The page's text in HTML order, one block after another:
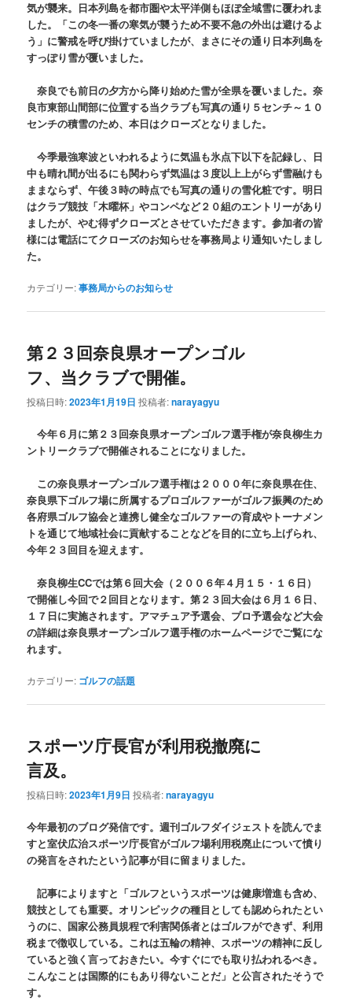
気が襲来。日本列島を都市圏や太平洋側もほぼ全域雪に覆われま
した。「この冬一番の寒気が襲うため不要不急の外出は避けるよ
う」に警戒を呼び掛けていましたが、まさにその通り日本列島を
すっぽり雪が覆いました。
奈良でも前日の夕方から降り始めた雪が全県を覆いました。奈
良市東部山間部に位置する当クラブも写真の通り５センチ～１０
センチの積雪のため、本日はクローズとなりました。
今季最強寒波といわれるように気温も氷点下以下を記録し、日
中も晴れ間が出るにも関わらず気温は３度以上上がらず雪融けも
ままならず、午後３時の時点でも写真の通りの雪化粧です。明日
はクラブ競技「木曜杯」やコンペなど２０組のエントリーがあり
ましたが、やむ得ずクローズとさせていただきます。参加者の皆
様には電話にてクローズのお知らせを事務局より通知いたしまし
た。
カテゴリー:事務局からのお知らせ
第２３回奈良県オープンゴル
フ、当クラブで開催。
投稿日時:2023年1月19日 投稿者:narayagyu
今年６月に第２３回奈良県オープンゴルフ選手権が奈良柳生カ
ントリークラブで開催されることになりました。
この奈良県オープンゴルフ選手権は２０００年に奈良県在住、
奈良県下ゴルフ場に所属するプロゴルファーがゴルフ振興のため
各府県ゴルフ協会と連携し健全なゴルファーの育成やトーナメン
トを通じて地域社会に貢献することなどを目的に立ち上げられ、
今年２３回目を迎えます。
奈良柳生CCでは第６回大会（２００６年４月１５・１６日）
で開催し今回で２回目となります。第２３回大会は６月１６日、
１７日に実施されます。アマチュア予選会、プロ予選会など大会
の詳細は奈良県オープンゴルフ選手権のホームページでご覧にな
れます。
カテゴリー: ゴルフの話題
スポーツ庁長官が利用税撤廃に
言及。
投稿日時:2023年1月9日 投稿者:narayagyu
今年最初のブログ発信です。週刊ゴルフダイジェストを読んでま
すと室伏広治スポーツ庁長官がゴルフ場利用税廃止について憤り
の発言をされたという記事が目に留まりました。
記事によりますと「ゴルフというスポーツは健康増進も含め、
競技としても重要。オリンピックの種目としても認められたとい
うのに、国家公務員規程で利害関係者とはゴルフができず、利用
税まで徴収している。これは五輪の精神、スポーツの精神に反し
ていると強く言っておきたい。今すぐにでも取り払われるべき。
こんなことは国際的にもあり得ないことだ」と公言されたそうで
す。